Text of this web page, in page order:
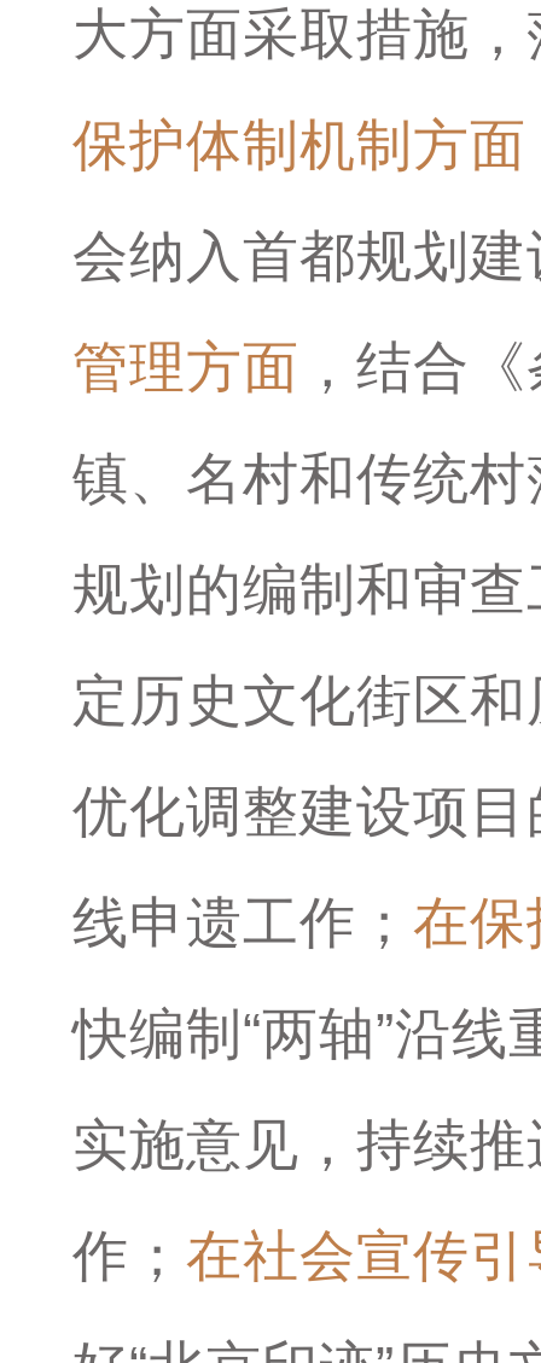
大方面采取措施
保护体制机制方面
会纳入首都规划
管理方面 ，结合
镇、名村和传统
规划的编制和审
定历史文化街区
优化调整建设项
线申遗工作； 在保
快编制“两轴”沿
实施意见，持续
作； 在社会宣传